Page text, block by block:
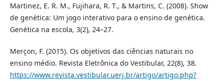
Martinez, E. R. M., Fujihara, R. T., & Martins, C. (2008). Show
de genética: Um jogo interativo para o ensino de genética.
Genética na escola, 3(2), 24–27.
Merçon, F. (2015). Os objetivos das ciências naturais no
ensino médio. Revista Eletrônica do Vestibular, 22(8), 38.
https://www.revista.vestibular.uerj.br/artigo/artigo.php?